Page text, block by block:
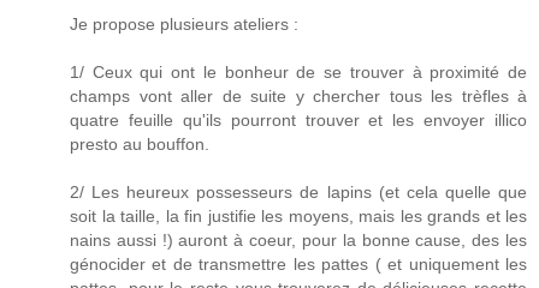
Je propose plusieurs ateliers :
1/ Ceux qui ont le bonheur de se trouver à proximité de
champs vont aller de suite y chercher tous les trèfles à
quatre feuille qu'ils pourront trouver et les envoyer illico
presto au bouffon.
2/ Les heureux possesseurs de lapins (et cela quelle que
soit la taille, la fin justifie les moyens, mais les grands et les
nains aussi !) auront à coeur, pour la bonne cause, des les
génocider et de transmettre les pattes ( et uniquement les